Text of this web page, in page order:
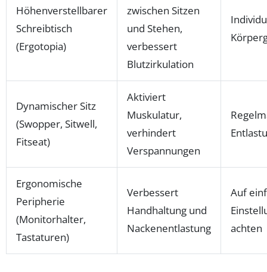
Höhenverstellbarer
Schreibtisch
(Ergotopia)
zwischen Sitzen
und Stehen,
verbessert
Blutzirkulation
Dynamischer Sitz
(Swopper, Sitwell,
Fitseat)
Aktiviert
Muskulatur,
verhindert
Verspannungen
Ergonomische
Peripherie
(Monitorhalter,
Tastaturen)
Verbessert
Handhaltung und
Nackenentlastung
Auf
achten